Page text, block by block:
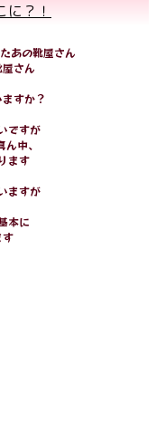
？！
あの靴屋さん
さん
すか？
ですが
中、
ます
ますが
本に